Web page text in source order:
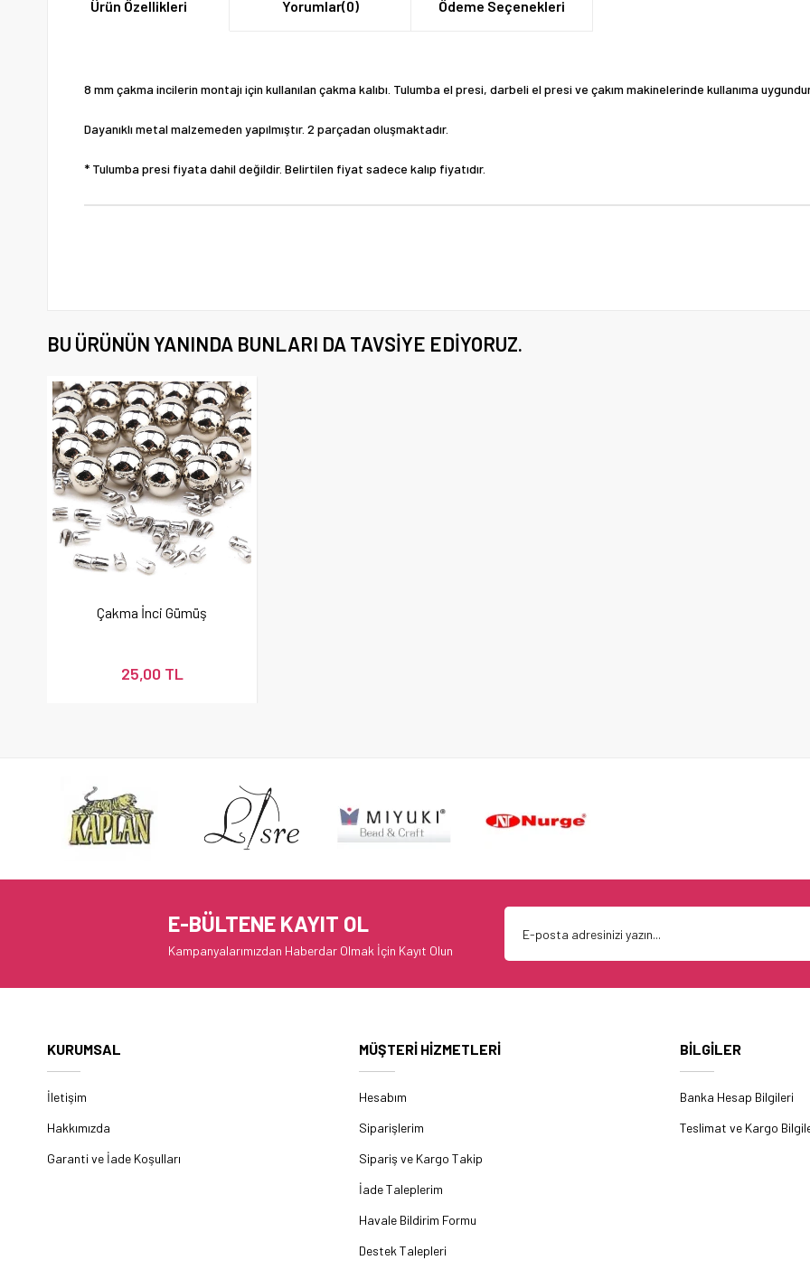
Ürün Özellikleri Yorumlar(0) Ödeme Seçenekleri
8 mm çakma incilerin montajı için kullanılan çakma kalıbı. Tulumba el presi, darbeli el presi ve çakım makinelerinde kullanıma
Dayanıklı metal malzemeden yapılmıştır. 2 parçadan oluşmaktadır.
* Tulumba presi fiyata dahil değildir. Belirtilen fiyat sadece kalıp fiyatıdır.
BU ÜRÜNÜN YANINDA BUNLARI DA TAVSIYE EDIYORUZ.
Çakma İnci Gümüş
25,00 TL
E-BÜLTENE KAYIT OL
Kampanyalarımızdan Haberdar Olmak İçin Kayıt Olun
KURUMSAL
İletişim
Hakkımızda
Garanti ve İade Koşulları
MÜŞTERİ HİZMETLERİ
Hesabım
Siparişlerim
Sipariş ve Kargo Takip
İade Taleplerim
Havale Bildirim Formu
Destek Talepleri
BİLGİLER
Banka Hesap Bilgileri
Teslimat ve Kargo